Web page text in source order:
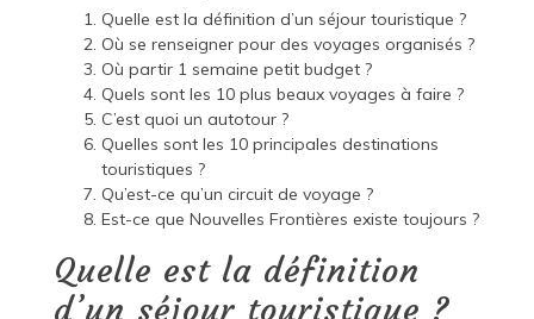
Quelle est la définition d’un séjour touristique ?
Où se renseigner pour des voyages organisés ?
Où partir 1 semaine petit budget ?
Quels sont les 10 plus beaux voyages à faire ?
C’est quoi un autotour ?
Quelles sont les 10 principales destinations
touristiques ?
Qu’est-ce qu’un circuit de voyage ?
Est-ce que Nouvelles Frontières existe toujours ?
Quelle est la définition
d’un séjour touristique ?